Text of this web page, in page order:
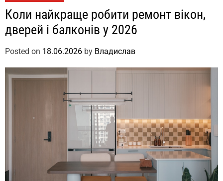
Коли найкраще робити ремонт вікон,
дверей і балконів у 2026
Posted on 18.06.2026 by Владислав